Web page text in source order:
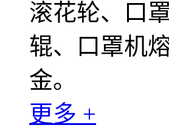
滚花轮、口
辊、口罩机
金。
更多 +